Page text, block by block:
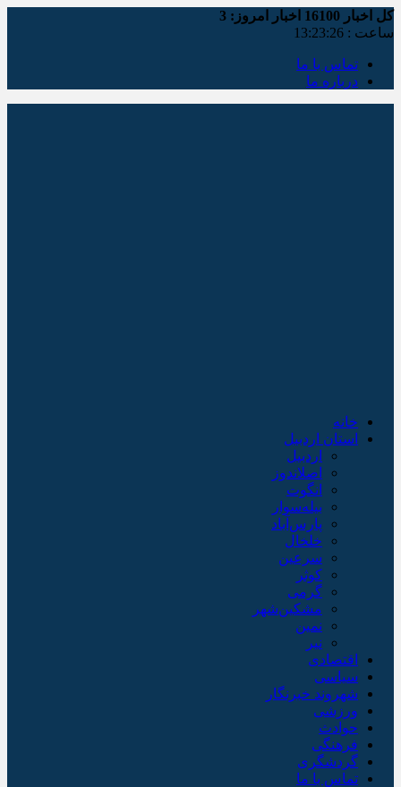
کل اخبار اخبار امروز: 3
ساعت : 13:23:27
تماس با ما
درباره ما
خانه
استان اردبیل
اردبیل
اصلاندوز
انگوت
بیله‌سوار
پارس‌آباد
خلخال
سرعین
کوثر
گرمی
مشکین‌شهر
نمین
نیر
اقتصادی
سیاسی
شهروند خبرنگار
ورزشی
حوادث
فرهنگی
گردشگری
تماس با ما